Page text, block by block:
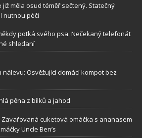
měla osud téměř sečtený. Statečný
nutnou péči
potká svého psa. Nečekaný telefonát
shledaní
Osvěžující domácí kompot bez
pěna z bílků a jahod
Zavařovaná cuketová omáčka s ananasem
Uncle Ben’s